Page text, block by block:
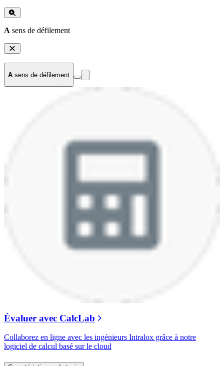
A sens de défilement
A sens de défilement
Évaluer avec CalcLab
Collaborez en ligne avec les ingénieurs Intralox grâce à notre
logiciel de calcul basé sur le cloud